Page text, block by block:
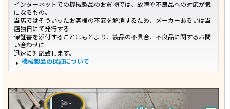
インターネットでの機械製品のお買物では、故障や不良品への対応が気
になるもの。
当店ではそういったお客様の不安を解消するため、メーカーあるいは当
店独自にて発行する
保証書を添付することはもとより、製品の不具合、不良品に関するお問
い合わせに
迅速に対応致します。
機械製品の保証について